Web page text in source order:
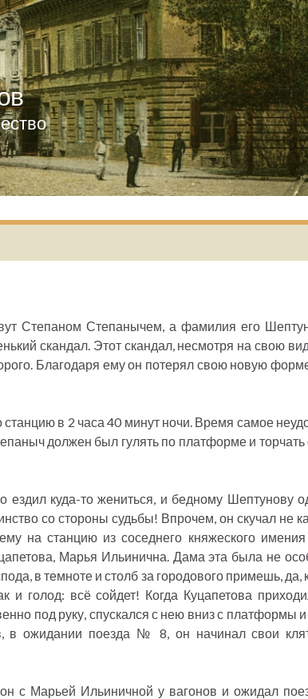
Степаном Степанычем, а фамилия его
скандал. Этот скандал, несмотря на свою
Благодаря ему он потерял свою новую
в 2 часа 40 минут ночи. Время самое
должен был гулять по платформе и торчать
ездил куда-то жениться, и бедному Шептунову
со стороны судьбы! Впрочем, он скучал не
на станцию из соседнего княжеского
Марья Ильинична. Дама эта была не
в темноте и столб за городового примешь, да,
и голод: всё сойдет! Когда Куцапетова
под руку, спускался с нею вниз с платформы
в ожидании поезда № 8, он начинал свои
с Марьей Ильиничной у вагонов и ожидал